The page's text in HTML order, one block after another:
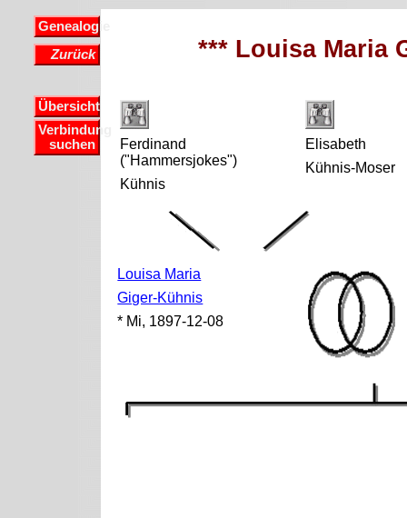
Genealogie
Zurück
Übersicht
Verbindung
suchen
*** Louisa Maria
Ferdinand
("Hammersjokes")
Kühnis
Elisabeth
Kühnis-Moser
Louisa Maria
Giger-Kühnis
* Mi, 1897-12-08